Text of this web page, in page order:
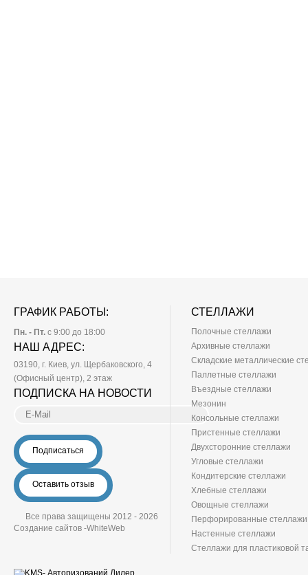
ГРАФИК РАБОТЫ:
Пн. - Пт. с 9:00 до 18:00
НАШ АДРЕС:
03190, г. Киев, ул. Щербаковского, 4
(Офисный центр), 2 этаж
ПОДПИСКА НА НОВОСТИ
Подписаться
Оставить отзыв
Все права защищены 2012 - 2026
Создание сайтов -WhiteWeb
СТЕЛЛАЖИ
Полочные стеллажи
Архивные стеллажи
Складские металлические
Паллетные стеллажи
Въездные стеллажи
Мезонин
Консольные стеллажи
Пристенные стеллажи
Двухсторонние стеллажи
Угловые стеллажи
Кондитерские стеллажи
Хлебные стеллажи
Овощные стеллажи
Перфорированные стеллажи
Настенные стеллажи
Стеллажи для пластиковой